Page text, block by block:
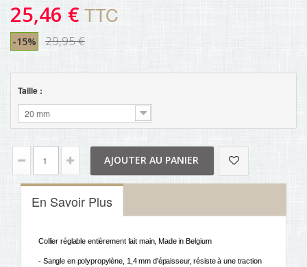
25,46 € TTC
-15% 29,95 €
Taille :
20 mm
AJOUTER AU PANIER
En Savoir Plus
Collier réglable entièrement fait main, Made in Belgium
- Sangle en polypropylène, 1,4 mm d'épaisseur, résiste à une traction